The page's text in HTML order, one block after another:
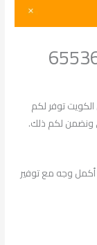
المنقف عبر الرقم 65536683 في الكويت توفر لكم
ونضمن لكم ذلك.
وجه مع توفير